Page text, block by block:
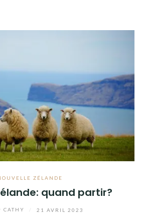
ZÉLANDE
quand partir?
CATHY 21 AVRIL 2023